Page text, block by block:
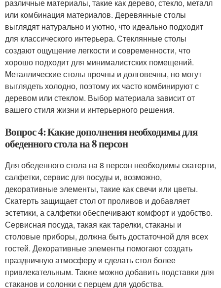
различные материалы, такие как дерево, стекло, металл
или комбинация материалов. Деревянные столы
выглядят натурально и уютно, что идеально подходит
для классического интерьера. Стеклянные столы
создают ощущение легкости и современности, что
хорошо подходит для минималистских помещений.
Металлические столы прочны и долговечны, но могут
выглядеть холодно, поэтому их часто комбинируют с
деревом или стеклом. Выбор материала зависит от
вашего стиля жизни и интерьерного решения.
Вопрос 4: Какие дополнения необходимы для
обеденного стола на 8 персон
Для обеденного стола на 8 персон необходимы скатерти,
салфетки, сервис для посуды и, возможно,
декоративные элементы, такие как свечи или цветы.
Скатерть защищает стол от проливов и добавляет
эстетики, а салфетки обеспечивают комфорт и удобство.
Сервисная посуда, такая как тарелки, стаканы и
столовые приборы, должна быть достаточной для всех
гостей. Декоративные элементы помогают создать
праздничную атмосферу и сделать стол более
привлекательным. Также можно добавить подставки для
стаканов и солонки с перцем для удобства.